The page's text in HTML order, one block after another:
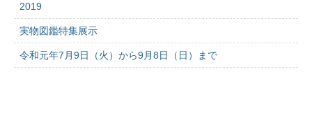
2019
実物図鑑特集展示
令和元年7月9日（火）から9月8日（日）まで